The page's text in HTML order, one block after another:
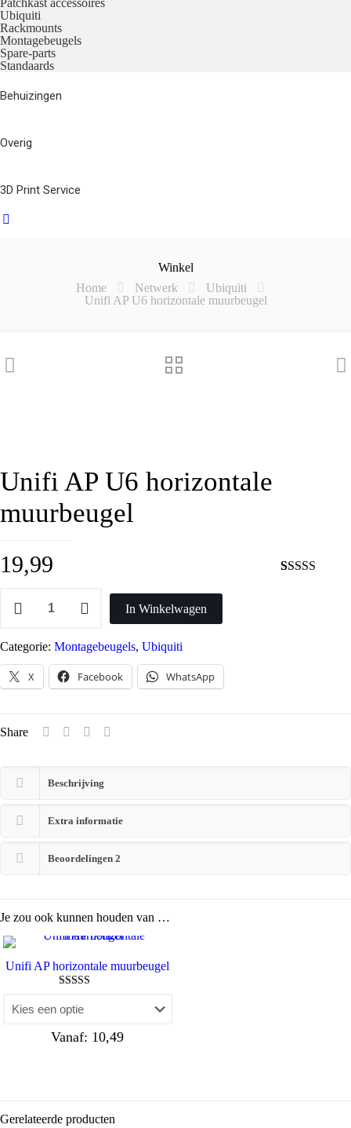
Patchkast accessoires
Ubiquiti
Rackmounts
Montagebeugels
Spare-parts
Standaards
Behuizingen
Overig
3D Print Service
Winkel
Home
Netwerk
Ubiquiti
Unifi AP U6 horizontale muurbeugel
Unifi AP U6 horizontale
muurbeugel
19,99
AP
U6
muurbeugel
aantal
In Winkelwagen
Categorie: Montagebeugels, Ubiquiti
X Facebook WhatsApp
Share
Beschrijving
Extra informatie
Beoordelingen 2
Je zou ook kunnen houden van …
Unifi AP horizontale muurbeugel
4.95
uit 5
Vanaf: 10,49
Gerelateerde producten